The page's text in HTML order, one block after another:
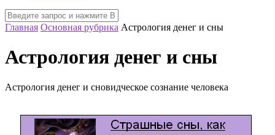
Главная Основная рубрика Астрология денег и сны
Астрология денег и сны
Астрология денег и сновидческое сознание человека